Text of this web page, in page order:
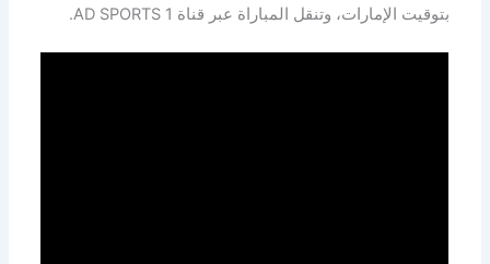
بتوقيت الإمارات، وتنقل المباراة عبر قناة AD SPORTS 1.